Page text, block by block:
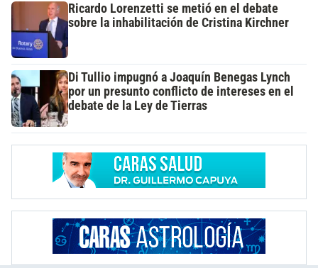
Ricardo Lorenzetti se metió en el debate
sobre la inhabilitación de Cristina Kirchner
Di Tullio impugnó a Joaquín Benegas Lynch
por un presunto conflicto de intereses en el
debate de la Ley de Tierras